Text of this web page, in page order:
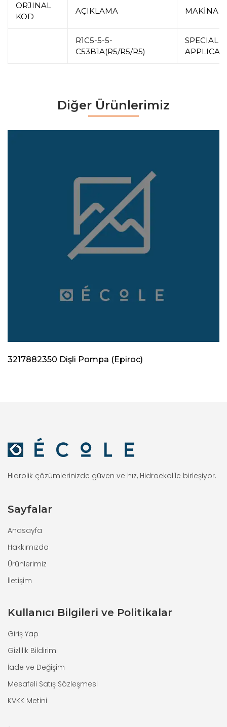
ORJINAL
KOD
AÇIKLAMA MAKİNA
R1C5-5-5-
C53B1A(R5/R5/R5)
SPECIAL
Diğer Ürünlerimiz
3217882350 Dişli Pompa (Epiroc)
Hidrolik çözümlerinizde güven ve hız, Hidroekol'le birleşiyor.
Sayfalar
Anasayfa
Hakkımızda
Ürünlerimiz
İletişim
Kullanıcı Bilgileri ve Politikalar
Giriş Yap
Gizlilik Bildirimi
İade ve Değişim
Mesafeli Satış Sözleşmesi
KVKK Metini